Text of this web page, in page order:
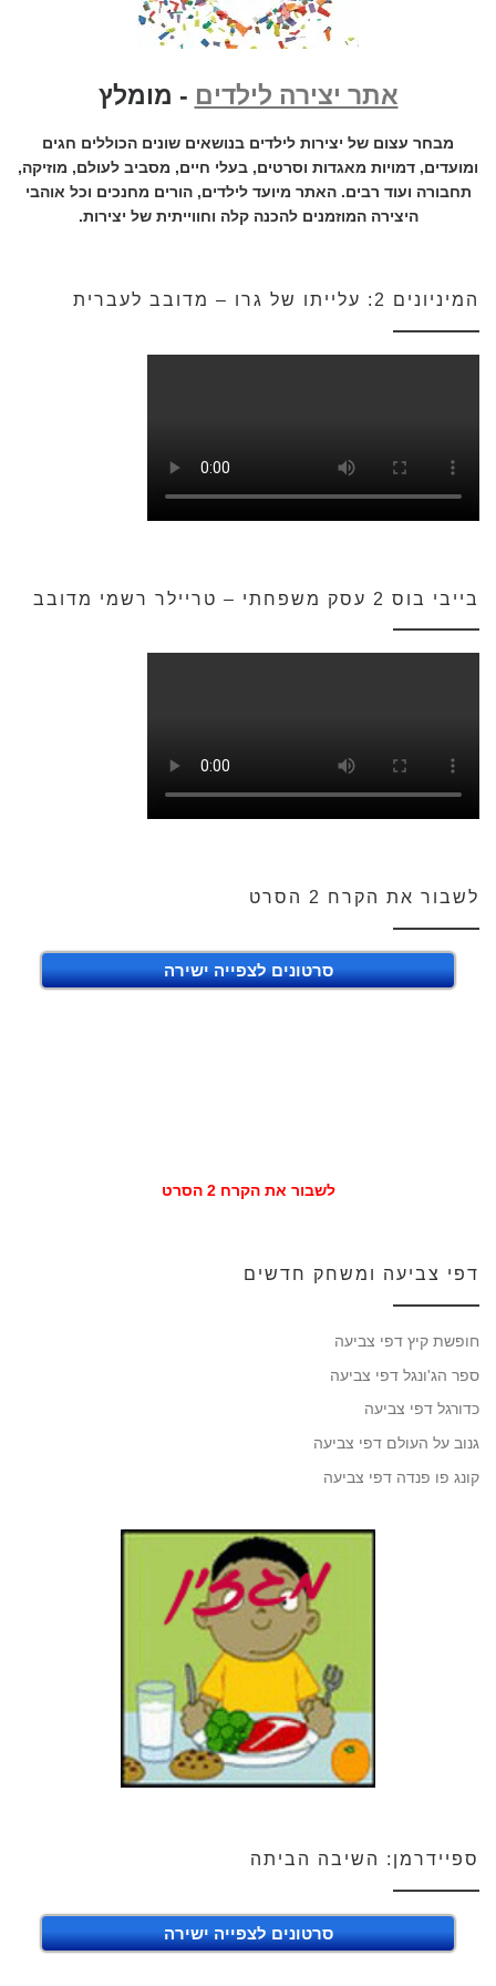
אתר יצירה לילדים - מומלץ
מבחר עצום של יצירות לילדים בנושאים שונים הכוללים חגים
ומועדים, דמויות מאגדות וסרטים, בעלי חיים, מסביב לעולם, מוזיקה,
תחבורה ועוד רבים. האתר מיועד לילדים, הורים מחנכים וכל אוהבי
היצירה המוזמנים להכנה קלה וחווייתית של יצירות.
המיניונים 2: עלייתו של גרו – מדובב לעברית
בייבי בוס 2 עסק משפחתי – טריילר רשמי מדובב
לשבור את הקרח 2 הסרט
סרטונים לצפייה ישירה
לשבור את הקרח 2 הסרט
דפי צביעה ומשחק חדשים
חופשת קיץ דפי צביעה
ספר הג'ונגל דפי צביעה
כדורגל דפי צביעה
גנוב על העולם דפי צביעה
קונג פו פנדה דפי צביעה
ספיידרמן: השיבה הביתה
סרטונים לצפייה ישירה